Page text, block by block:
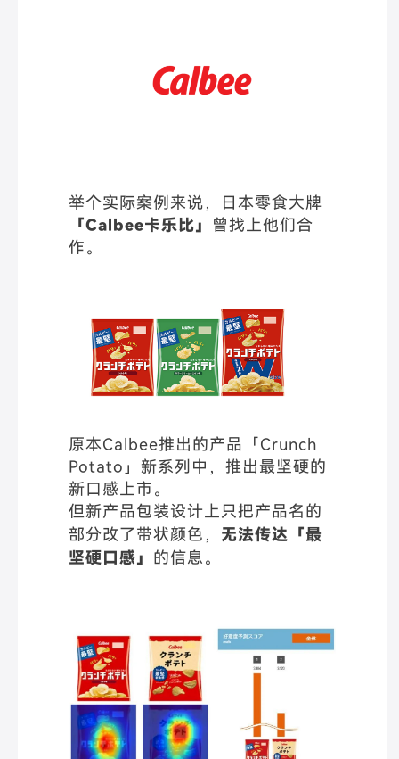
举个实际案例来说，日本零食大牌
「Calbee卡乐比」 曾找上他们合
作。
原本Calbee推出的产品「Crunch
Potato」新系列中，推出最坚硬的
新口感上市。
但新产品包装设计上只把产品名的
部分改了带状颜色， 无法传达「最
坚硬口感」 的信息。